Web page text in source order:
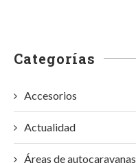
Categorías
Accesorios
Actualidad
Áreas de autocaravanas